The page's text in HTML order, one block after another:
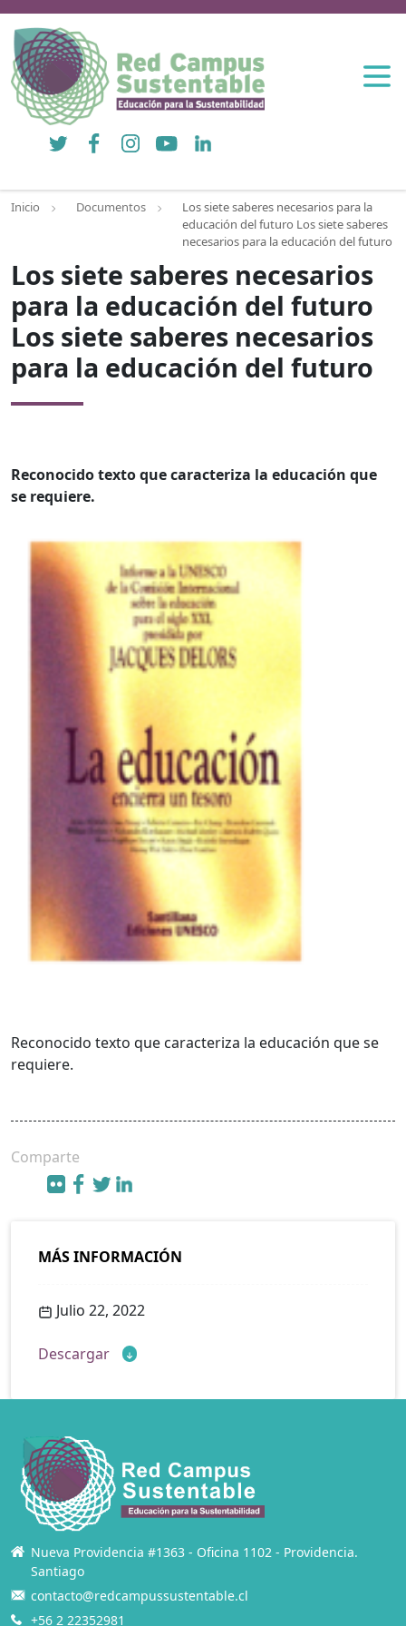
Twitter FacebookInstagramYouTubeLinkedIn
Inicio Documentos
Los siete saberes necesarios para la
educación del futuro Los siete saberes
necesarios para la educación del futuro
Los siete saberes necesarios
para la educación del futuro
Los siete saberes necesarios
para la educación del futuro
Reconocido texto que caracteriza la educación que
se requiere.
Reconocido texto que caracteriza la educación que se
requiere.
Comparte
MÁS INFORMACIÓN
Julio 22, 2022
Descargar
Nueva Providencia #1363 - Oficina 1102 - Providencia.
Santiago
contacto@redcampussustentable.cl
+56 2 22352981